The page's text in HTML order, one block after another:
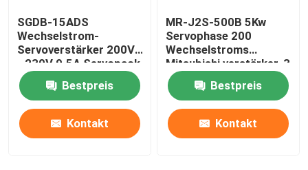
SGDB-15ADS
Wechselstrom-
Servoverstärker 200V
- 230V 9.5A Servopack
gab 10 Ampere ein
Bestpreis
Kontakt
MR-J2S-500B 5Kw
Servophase 200
Wechselstroms
Mitsubishi verstärker-3
bis 230VAC 50/60Hz
Bestpreis
Kontakt